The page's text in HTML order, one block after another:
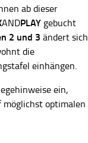
ab dieser
ANDPLAY gebucht
2 und 3 ändert sich
die
einhängen.
ein,
optimalen